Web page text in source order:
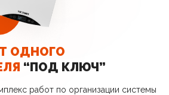
ОДНОГО
“ПОД КЛЮЧ”
работ по организации системы